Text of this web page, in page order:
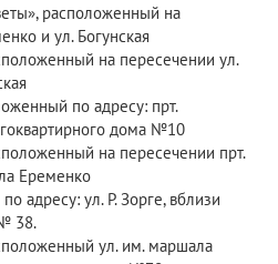
расположенный на
и ул. Богунская
на пересечении ул.
по адресу: прт.
дома №10
на пересечении прт.
Еременко
адресу: ул. Р. Зорге, вблизи
38.
ул. им. маршала